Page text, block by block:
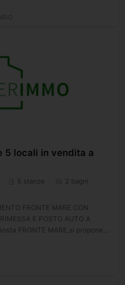
5 locali in vendita a
5 stanze
2 bagni
FRONTE MARE CON
E POSTO AUTO A
FRONTE MARE,si propone